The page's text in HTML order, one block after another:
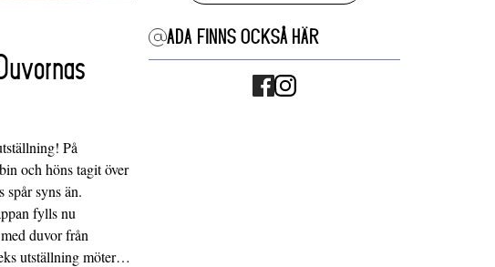
På
och höns tagit över
spår syns än.
fylls nu
duvor från
utställning möter…
ADA FINNS OCKSÅ HÄR